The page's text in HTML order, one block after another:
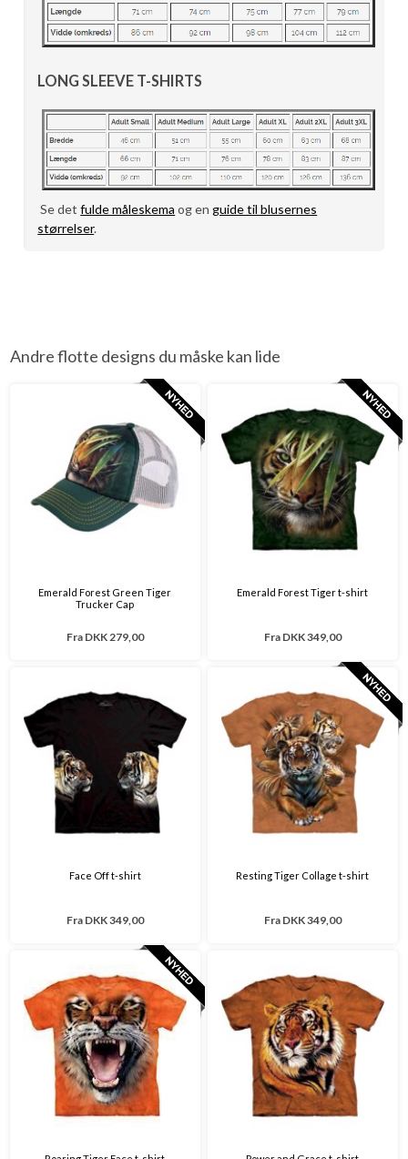
LONG SLEEVE T-SHIRTS
Se detfulde måleskema og enguide til blusernes
størrelser.
Andre flotte designs du måske kan lide
Emerald Forest Green Tiger
Trucker Cap
Fra DKK 279,00
Emerald Forest Tiger t-shirt
Fra DKK 349,00
Face Off t-shirt
Fra DKK 349,00
Resting Tiger Collage t-shirt
Fra DKK 349,00